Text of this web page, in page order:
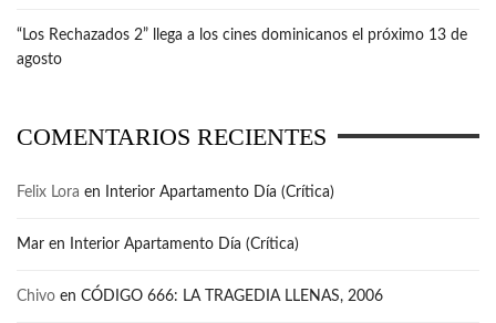
“Los Rechazados 2” llega a los cines dominicanos el próximo 13 de
agosto
COMENTARIOS RECIENTES
Felix Lora en Interior Apartamento Día (Crítica)
Mar en Interior Apartamento Día (Crítica)
Chivo en CÓDIGO 666: LA TRAGEDIA LLENAS, 2006